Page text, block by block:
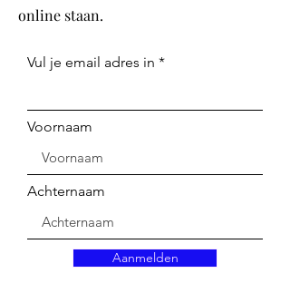
online staan.
Vul je email adres in
Voornaam
Achternaam
Aanmelden